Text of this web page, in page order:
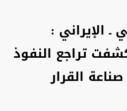
ـ الإيراني :
تراجع النفوذ
القرار